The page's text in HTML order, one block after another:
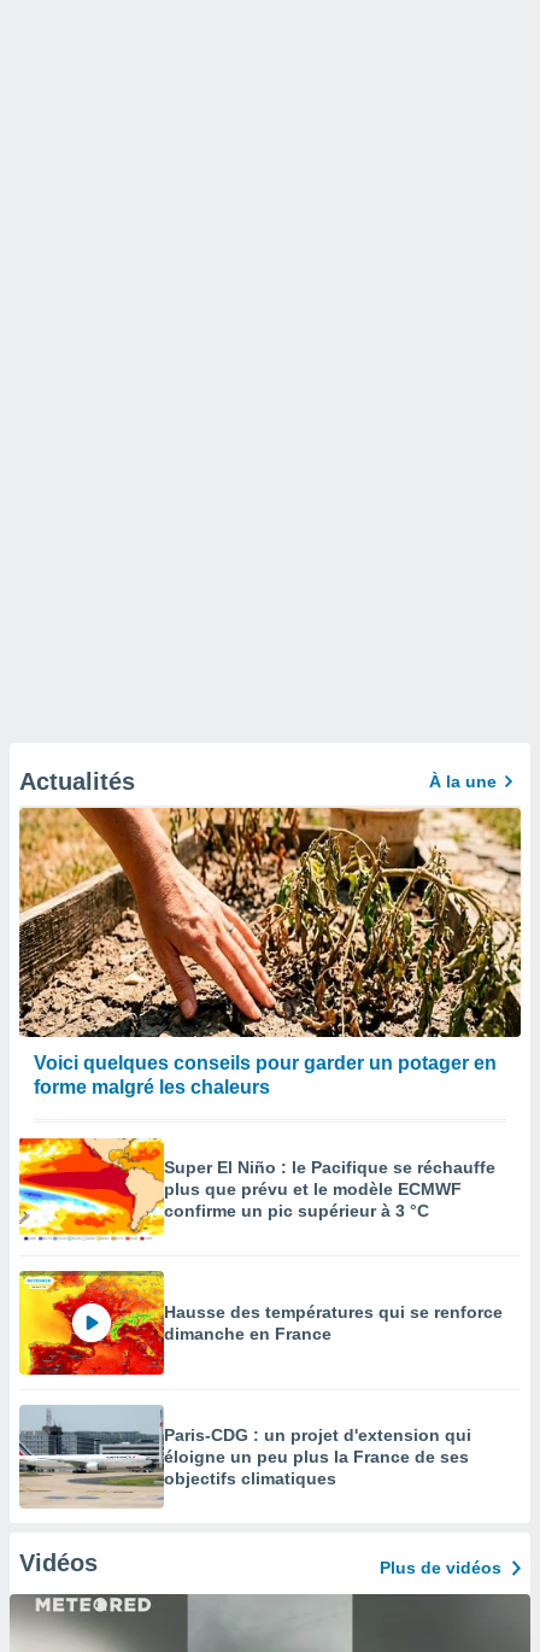
Actualités À la une
Voici quelques conseils pour garder un potager en
forme malgré les chaleurs
Super El Niño : le Pacifique se réchauffe
plus que prévu et le modèle ECMWF
confirme un pic supérieur à 3 °C
Hausse des températures qui se renforce
dimanche en France
Paris-CDG : un projet d'extension qui
éloigne un peu plus la France de ses
objectifs climatiques
Vidéos Plus de vidéos